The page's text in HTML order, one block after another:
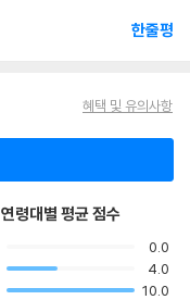
한줄평
혜택 및 유의사항
연령대별 평균 점수
0.0
4.0
10.0